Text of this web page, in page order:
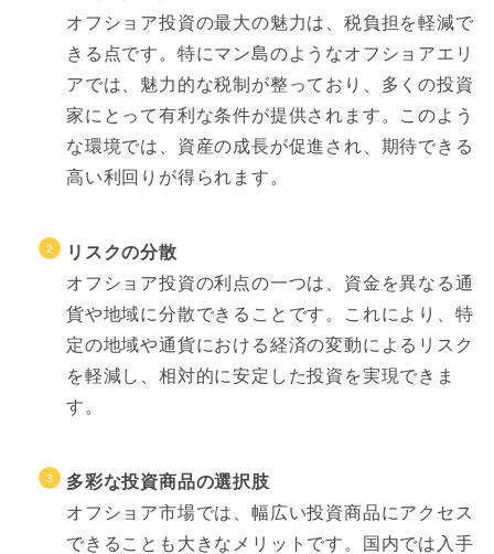
オフショア投資の最大の魅力は、税負担を軽減で
きる点です。特にマン島のようなオフショアエリ
アでは、魅力的な税制が整っており、多くの投資
家にとって有利な条件が提供されます。このよう
な環境では、資産の成長が促進され、期待できる
高い利回りが得られます。
リスクの分散
オフショア投資の利点の一つは、資金を異なる通
貨や地域に分散できることです。これにより、特
定の地域や通貨における経済の変動によるリスク
を軽減し、相対的に安定した投資を実現できま
す。
多彩な投資商品の選択肢
オフショア市場では、幅広い投資商品にアクセス
できることも大きなメリットです。国内では入手